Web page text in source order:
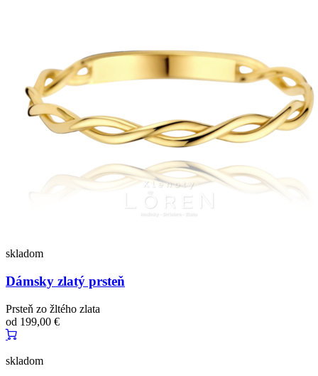
skladom
Dámsky zlatý prsteň
Prsteň zo žltého zlata
od 199,00 €
skladom